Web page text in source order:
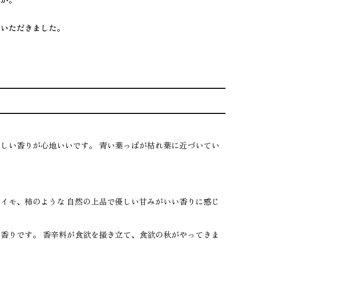
ただきました。
い香りが心地いいです。 青い葉っぱが枯れ葉に近づいてい
モ、柿のような 自然の上品で優しい甘みがいい香りに感じ
りです。 香辛料が食欲を掻き立て、食欲の秋がやってきま